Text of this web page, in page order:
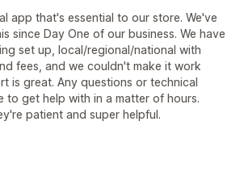
app that's essential to our store. We've
since Day One of our business. We have
set up, local/regional/national with
fees, and we couldn't make it work
is great. Any questions or technical
to get help with in a matter of hours.
patient and super helpful.